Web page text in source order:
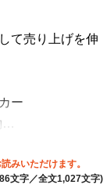
て売り上げを伸
ー
みいただけます。
文字／全文1,027文字)